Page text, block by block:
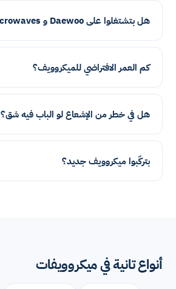
هل بتشتغلوا على Daewoo و Samsung Microwaves؟
كم العمر الافتراضي للميكروويف؟
هل في خطر من الإشعاع لو الباب فيه شق؟
بتركّبوا ميكروويف جديد؟
أنواع تانية في ميكروويفات